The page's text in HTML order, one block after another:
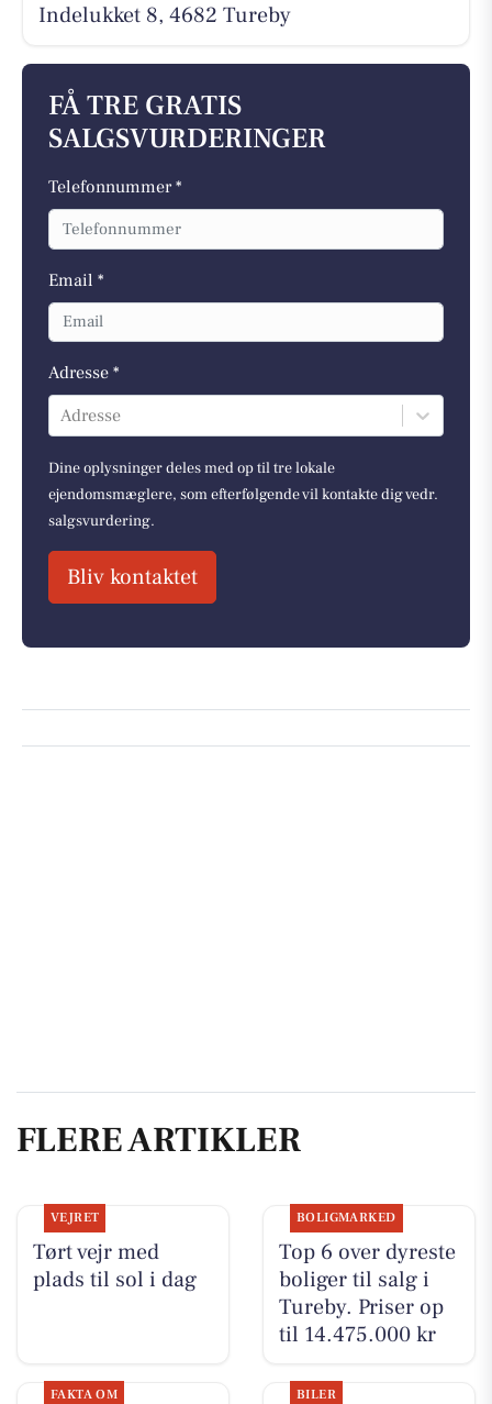
Indelukket 8, 4682 Tureby
FÅ TRE GRATIS
SALGSVURDERINGER
Telefonnummer *
Email *
Adresse *
Adresse
Dine oplysninger deles med op til tre lokale
ejendomsmæglere, som efterfølgende vil kontakte dig vedr.
salgsvurdering.
Bliv kontaktet
FLERE ARTIKLER
VEJRET
Tørt vejr med
plads til sol i dag
BOLIGMARKED
Top 6 over dyreste
boliger til salg i
Tureby. Priser op
til 14.475.000 kr
FAKTA OM BILER